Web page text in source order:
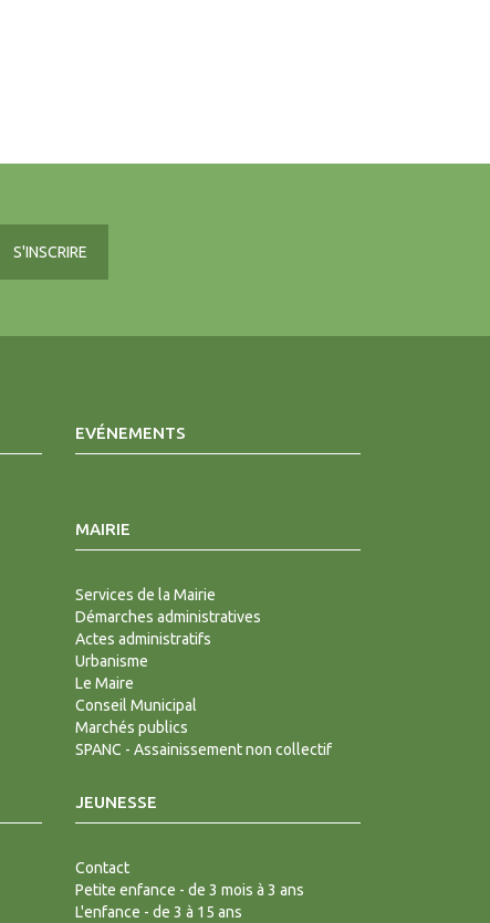
EVÉNEMENTS
MAIRIE
Services de la Mairie
Démarches administratives
Actes administratifs
Urbanisme
Le Maire
Conseil Municipal
Marchés publics
SPANC - Assainissement non collectif
JEUNESSE
Contact
Petite enfance - de 3 mois à 3 ans
L'enfance - de 3 à 15 ans